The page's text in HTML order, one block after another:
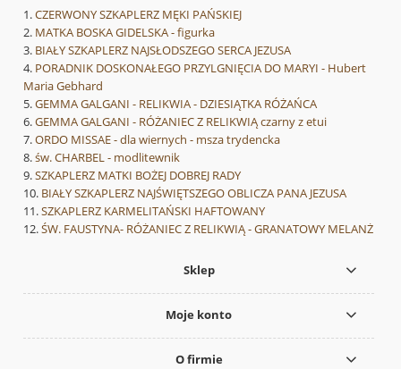
CZERWONY SZKAPLERZ MĘKI PAŃSKIEJ
MATKA BOSKA GIDELSKA - figurka
BIAŁY SZKAPLERZ NAJSŁODSZEGO SERCA JEZUSA
PORADNIK DOSKONAŁEGO PRZYLGNIĘCIA DO MARYI - Hubert
Maria Gebhard
GEMMA GALGANI - RELIKWIA - DZIESIĄTKA RÓŻAŃCA
GEMMA GALGANI - RÓŻANIEC Z RELIKWIĄ czarny z etui
ORDO MISSAE - dla wiernych - msza trydencka
św. CHARBEL - modlitewnik
SZKAPLERZ MATKI BOŻEJ DOBREJ RADY
BIAŁY SZKAPLERZ NAJŚWIĘTSZEGO OBLICZA PANA JEZUSA
SZKAPLERZ KARMELITAŃSKI HAFTOWANY
ŚW. FAUSTYNA- RÓŻANIEC Z RELIKWIĄ - GRANATOWY MELANŻ
Sklep
Moje konto
O firmie